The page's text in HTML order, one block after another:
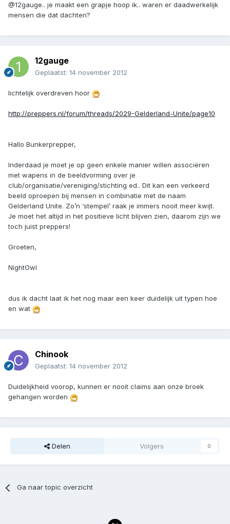
@12gauge.. je maakt een grapje hoop ik.. waren er daadwerkelijk
mensen die dat dachten?
12gauge
Geplaatst: 14 november 2012
lichtelijk overdreven hoor
http://preppers.nl/forum/threads/2029-Gelderland-Unite/page10
Hallo Bunkerprepper,
Inderdaad je moet je op geen enkele manier willen associëren
met wapens in de beeldvorming over je
club/organisatie/vereniging/stichting ed.. Dit kan een verkeerd
beeld oproepen bij mensen in combinatie met de naam
Gelderland Unite. Zo’n ‘stempel’ raak je immers nooit meer kwijt.
Je moet het altijd in het positieve licht blijven zien, daarom zijn we
toch juist preppers!
Groeten,
NightOwl
dus ik dacht laat ik het nog maar een keer duidelijk uit typen hoe
en wat
Chinook
Geplaatst: 14 november 2012
Duidelijkheid voorop, kunnen er nooit claims aan onze broek
gehangen worden
Delen Volgers 0
Ga naar topic overzicht